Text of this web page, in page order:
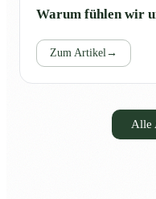
Warum fühlen wir
Zum Artikel→
Alle